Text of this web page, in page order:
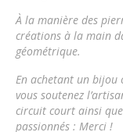
À la manière des
créations à la main
géométrique.
En achetant un bijou
vous soutenez
circuit court ainsi
passionnés : Merci !